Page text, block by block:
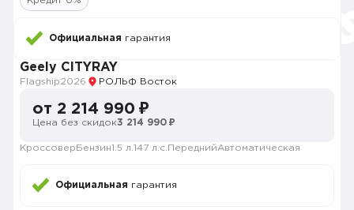
Официальная гарантия
Geely CITYRAY
Flagship2026 РОЛЬФ Восток
от 2 214 990 ₽
Цена без скидок3 214 990 ₽
Кроссовер Бензин1.5 л. 147 л.с. ПереднийАвтоматическая
Официальная гарантия